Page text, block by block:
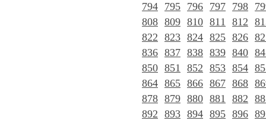
794 795 796 797 798
808 809 810 811 812
822 823 824 825 826
836 837 838 839 840
850 851 852 853 854
864 865 866 867 868
878 879 880 881 882
892 893 894 895 896